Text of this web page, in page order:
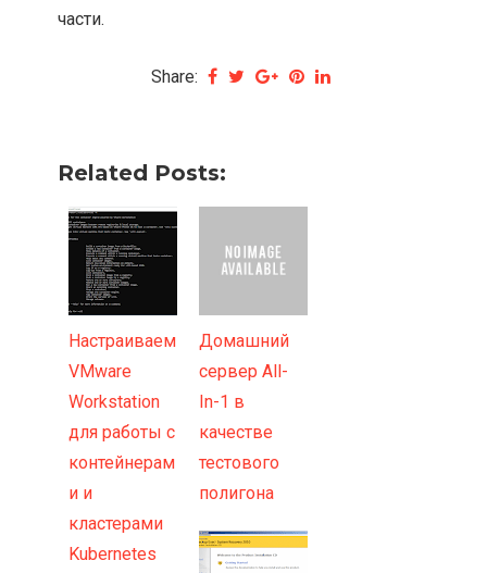
части.
Share:
Related Posts:
Настраиваем
VMware
Workstation
для работы с
контейнерам
и и
кластерами
Kubernetes
Домашний
сервер All-
In-1 в
качестве
тестового
полигона